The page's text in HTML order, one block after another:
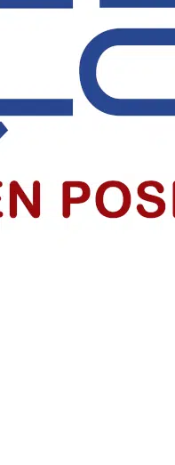
el ciclo
ciclo sacramental del